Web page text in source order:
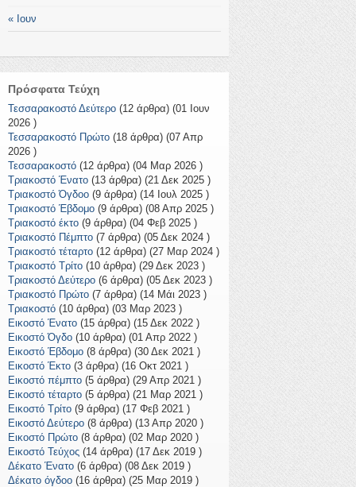
« Ιουν
Πρόσφατα Τεύχη
Τεσσαρακοστό Δεύτερο (12 άρθρα) (01 Ιουν
2026 )
Τεσσαρακοστό Πρώτο (18 άρθρα) (07 Απρ
2026 )
Τεσσαρακοστό (12 άρθρα) (04 Μαρ 2026 )
Τριακοστό Ένατο (13 άρθρα) (21 Δεκ 2025 )
Τριακοστό Όγδοο (9 άρθρα) (14 Ιουλ 2025 )
Τριακοστό Έβδομο (9 άρθρα) (08 Απρ 2025 )
Τριακοστό έκτο (9 άρθρα) (04 Φεβ 2025 )
Τριακοστό Πέμπτο (7 άρθρα) (05 Δεκ 2024 )
Τριακοστό τέταρτο (12 άρθρα) (27 Μαρ 2024 )
Τριακοστό Τρίτο (10 άρθρα) (29 Δεκ 2023 )
Τριακοστό Δεύτερο (6 άρθρα) (05 Δεκ 2023 )
Τριακοστό Πρώτο (7 άρθρα) (14 Μάι 2023 )
Τριακοστό (10 άρθρα) (03 Μαρ 2023 )
Εικοστό Ένατο (15 άρθρα) (15 Δεκ 2022 )
Εικοστό Όγδο (10 άρθρα) (01 Απρ 2022 )
Εικοστό Έβδομο (8 άρθρα) (30 Δεκ 2021 )
Εικοστό Έκτο (3 άρθρα) (16 Οκτ 2021 )
Εικοστό πέμπτο (5 άρθρα) (29 Απρ 2021 )
Εικοστό τέταρτο (5 άρθρα) (21 Μαρ 2021 )
Εικοστό Τρίτο (9 άρθρα) (17 Φεβ 2021 )
Εικοστό Δεύτερο (8 άρθρα) (13 Απρ 2020 )
Εικοστό Πρώτο (8 άρθρα) (02 Μαρ 2020 )
Εικοστό Τεύχος (14 άρθρα) (17 Δεκ 2019 )
Δέκατο Ένατο (6 άρθρα) (08 Δεκ 2019 )
Δέκατο όγδοο (16 άρθρα) (25 Μαρ 2019 )